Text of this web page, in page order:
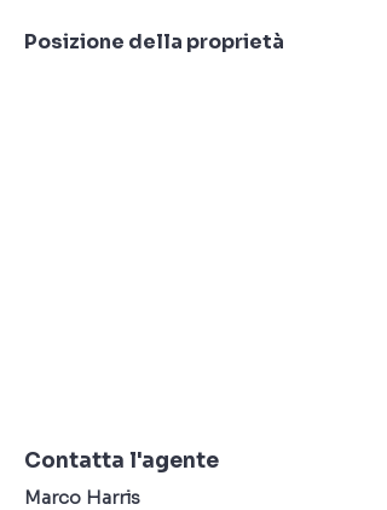
Posizione della proprietà
Contatta l'agente
Marco Harris